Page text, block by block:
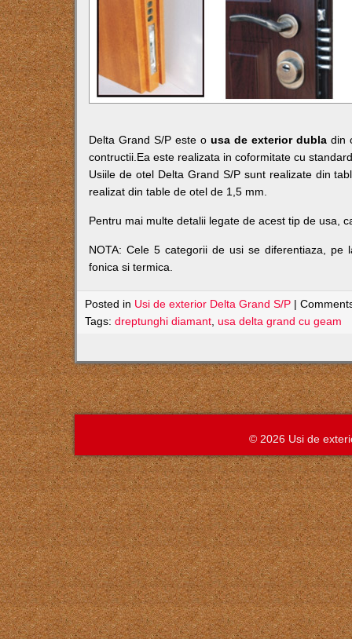
Delta Grand S/P este ousa de exterior dubladin
contructii.Ea este realizata in coformitate cu
Usiile de otel Delta Grand S/P sunt realizate din
realizat din table de otel de 1,5 mm.
Pentru mai multe detalii legate de acest tip de usa,
NOTA: Cele 5 categorii de usi se diferentiaza,
fonica si termica.
Posted in Usi de exterior Delta Grand S/P |
Tags:dreptunghi diamant usa delta grand cu geam
© 2026 Usi de